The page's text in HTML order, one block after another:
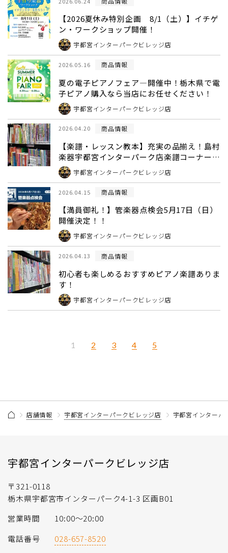
【2026夏休み特別企画 8/1（土）】イチゲ
ン・ワークショップ開催！
宇都宮インターパークビレッジ店
2026.05.16 商品情報
夏の電子ピアノフェア―開催中！栃木県で電
子ピアノ購入なら当店にお任せください！
宇都宮インターパークビレッジ店
2026.04.20 商品情報
【楽譜・レッスン教本】充実の品揃え！島村
楽器宇都宮インターパーク店楽譜コーナーの
ご案内宇都宮インターパークビレッジ店
2026.04.15 商品情報
【満員御礼！】管楽器点検会5月17日（日）
開催決定！！
宇都宮インターパークビレッジ店
2026.04.13 商品情報
初心者も楽しめるおすすめピアノ楽譜ありま
す！
宇都宮インターパークビレッジ店
1 2 3 4 5
店舗情報 宇都宮インターパークビレッジ店 宇都宮インターパ
宇都宮インターパークビレッジ店
〒321-0118
栃木県宇都宮市インターパーク4-1-3 区画B01
営業時間
10:00〜20:00
電話番号
028-657-8520